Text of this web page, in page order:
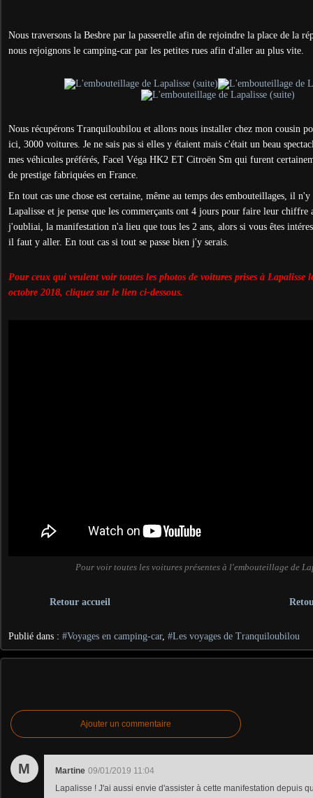
Nous traversons la Besbre par la passerelle afin de rejoindre la place de la
nous rejoignons le camping-car par les petites rues afin d'aller au plus vite.
Nous récupérons Tranquiloubilou et allons nous installer chez mon cousin
ici, 3000 voitures. Je ne sais pas si elles y étaient mais c'était un beau
mes véhicules préférés, Facel Véga HK2 ET Citroën Sm qui furent
de prestige fabriquées en France.
En tout cas une chose est certaine, même au temps des embouteillages, il
Lapalisse et je pense que les commerçants ont 4 jours pour faire leur
j'oubliai, la manifestation n'a lieu que tous les 2 ans, alors si vous êtes
il faut y aller. En tout cas si tout se passe bien j'y serais.
Pour ceux qui veulent voir toutes les photos de voitures prises à
octobre 2018, cliquez sur le lien ci-dessous.
Pour voir toutes les voitures présentes à l'embouteillage de
Retour accueil
Publié dans : #Voyages en camping-car, #Les voyages de Tranquiloubilou
Ajouter un commentaire
M Martine 09/01/2019 11:04
Lapalisse ! J'ai aussi envie d'assister à cette manifestation depuis